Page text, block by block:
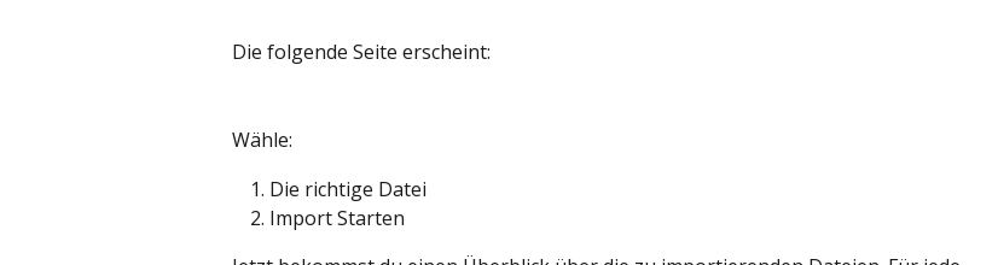
Die folgende Seite erscheint:
Wähle:
Die richtige Datei
Import Starten